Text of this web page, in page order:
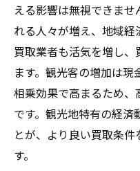
える影響は無視できま
れる人々が増え、地域経
買取業者も活気を増し
ます。観光客の増加は
相乗効果で高まるため
です。観光地特有の経済
とが、より良い買取条
す。